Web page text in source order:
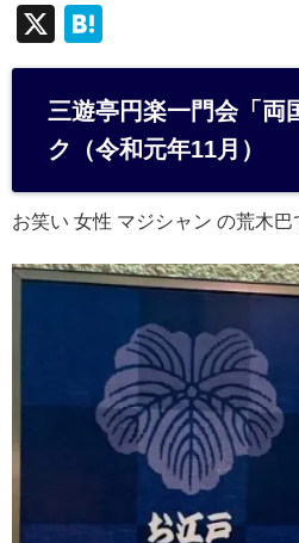
X
at
e
n
a
三遊亭円楽一門会「両
ク（令和元年11月）
お笑い 女性 マジシャン の荒木巴